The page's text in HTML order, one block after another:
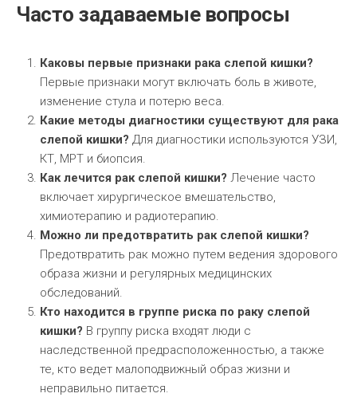
Часто задаваемые вопросы
Каковы первые признаки рака слепой кишки?
Первые признаки могут включать боль в животе,
изменение стула и потерю веса.
Какие методы диагностики существуют для рака
слепой кишки? Для диагностики используются УЗИ,
КТ, МРТ и биопсия.
Как лечится рак слепой кишки? Лечение часто
включает хирургическое вмешательство,
химиотерапию и радиотерапию.
Можно ли предотвратить рак слепой кишки?
Предотвратить рак можно путем ведения здорового
образа жизни и регулярных медицинских
обследований.
Кто находится в группе риска по раку слепой
кишки? В группу риска входят люди с
наследственной предрасположенностью, а также
те, кто ведет малоподвижный образ жизни и
неправильно питается.